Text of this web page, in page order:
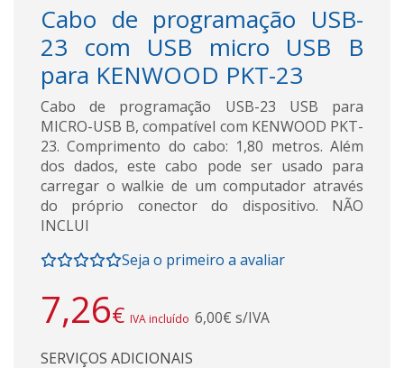
Cabo de programação USB-
23 com USB micro USB B
para KENWOOD PKT-23
Cabo de programação USB-23 USB para
MICRO-USB B, compatível com KENWOOD PKT-
23. Comprimento do cabo: 1,80 metros. Além
dos dados, este cabo pode ser usado para
carregar o walkie de um computador através
do próprio conector do dispositivo. NÃO
INCLUI
Seja o primeiro a avaliar
7,26€ IVA incluído 6,00€ s/IVA
SERVIÇOS ADICIONAIS